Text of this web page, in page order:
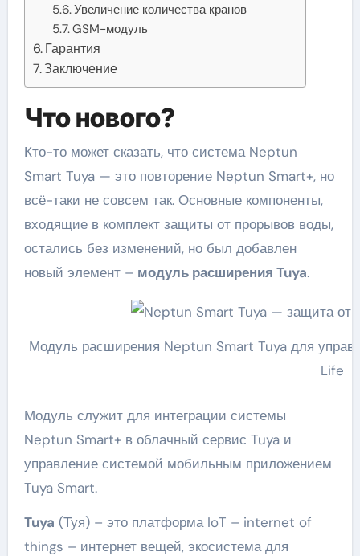
Увеличение количества кранов
GSM-модуль
Гарантия
Заключение
Что нового?
Кто-то может сказать, что система Neptun
Smart Tuya — это повторение Neptun Smart+, но
всё-таки не совсем так. Основные компоненты,
входящие в комплект защиты от прорывов воды,
остались без изменений, но был добавлен
новый элемент – модуль расширения Tuya.
Модуль расширения Neptun Smart Tuya для
Life
Модуль служит для интеграции системы
Neptun Smart+ в облачный сервис Tuya и
управление системой мобильным приложением
Tuya Smart.
Tuya (Туя) – это платформа IoT – internet of
things – интернет вещей, экосистема для